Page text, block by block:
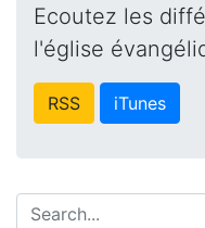
Ecoutez les
l'église
RSS iTunes